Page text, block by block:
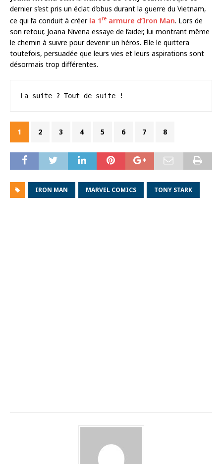
dernier s’est pris un éclat d’obus durant la guerre du Vietnam,
ce qui l’a conduit à créer la 1re armure d’Iron Man. Lors de
son retour, Joana Nivena essaye de l’aider, lui montrant même
le chemin à suivre pour devenir un héros. Elle le quittera
toutefois, persuadée que leurs vies et leurs aspirations sont
désormais trop différentes.
La suite ? Tout de suite !
1 2 3 4 5 6 7 8
IRON MAN MARVEL COMICS TONY STARK